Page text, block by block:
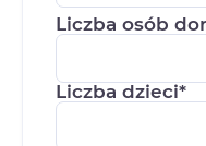
Liczba osób
Liczba dzieci*